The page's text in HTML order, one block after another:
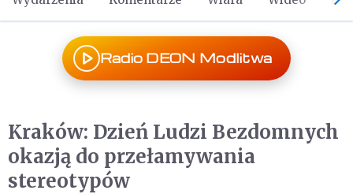
Radio DEON Modlitwa
Kraków: Dzień Ludzi Bezdomnych
okazją do przełamywania
stereotypów